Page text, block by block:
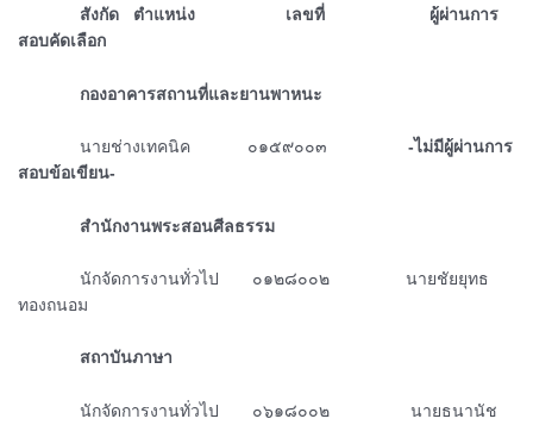
ᅠᅠᅠᅠสังกัด ตำแหน่ง เลขที่ ผู้ผ่านการ
สอบคัดเลือก
ᅠᅠᅠᅠกองอาคารสถานที่และยานพาหนะ
ᅠᅠᅠᅠนายช่างเทคนิค ๐๑๕๙๐๐๓ -ไม่มีผู้ผ่านการ
สอบข้อเขียน-
ᅠᅠᅠᅠสำนักงานพระสอนศีลธรรม
ᅠᅠᅠᅠนักจัดการงานทั่วไป ๐๑๒๘๐๐๒ นายชัยยุทธ
ทองถนอม
ᅠᅠᅠᅠสถาบันภาษา
ᅠᅠᅠᅠนักจัดการงานทั่วไป ๐๖๑๘๐๐๒ นายธนานัช